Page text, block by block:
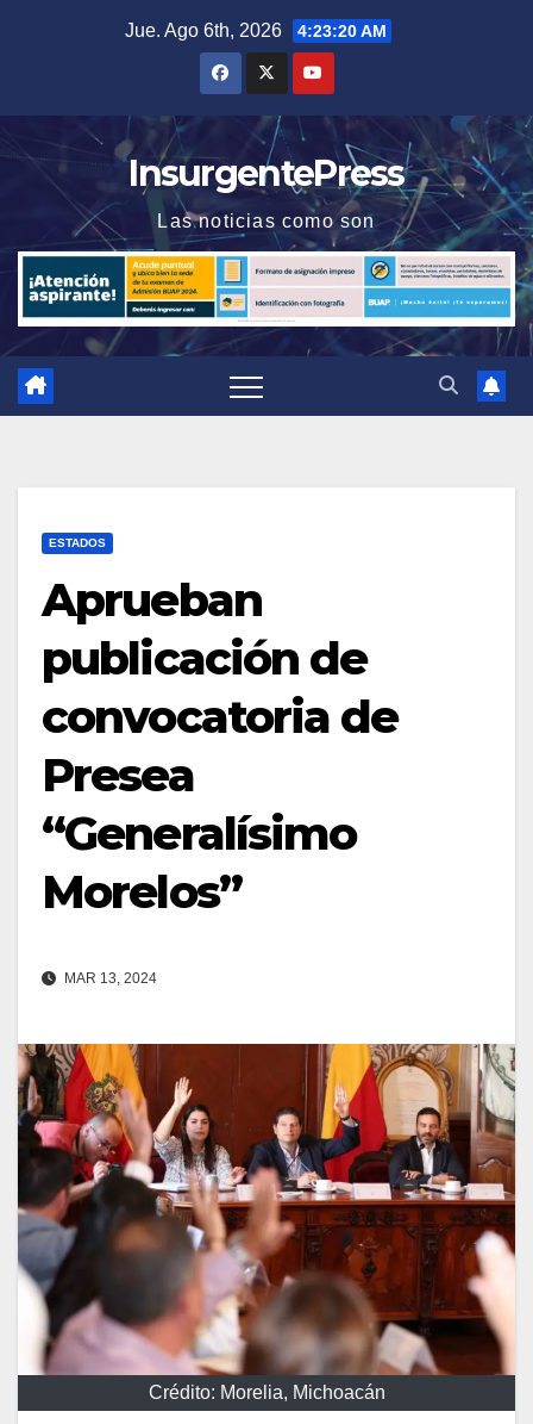
Jue. Ago 6th, 2026 4:23:21 AM
InsurgentePress
Las noticias como son
ESTADOS
Aprueban
publicación de
convocatoria de
Presea
“Generalísimo
Morelos”
MAR 13, 2024
Crédito: Morelia, Michoacán